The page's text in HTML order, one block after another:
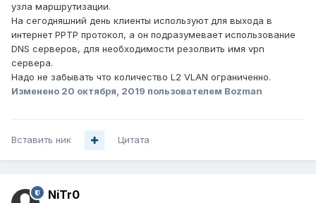
узла маршрутизации.
На сегодняшний день клиенты используют для выхода в
интернет PPTP протокол, а он подразумевает использование
DNS серверов, для необходимости резолвить имя vpn
сервера.
Надо не забывать что количество L2 VLAN ограниченно.
Изменено 20 октября, 2019 пользователем Bozman
Вставить ник Цитата
NiTr0